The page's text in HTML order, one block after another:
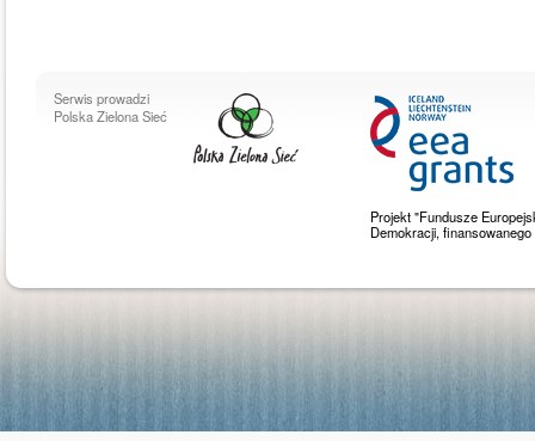
Serwis prowadzi
Polska Zielona Sieć
Projekt "Fundusze
Demokracji,